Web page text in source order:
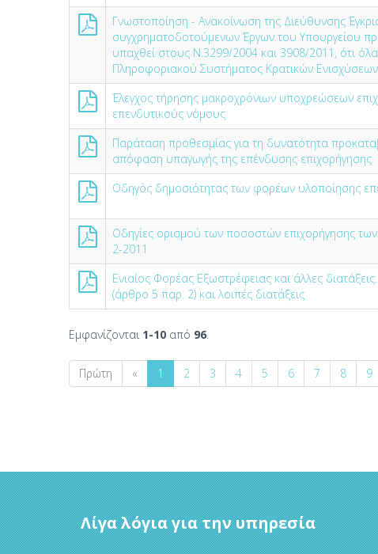
Γνωστοποίηση - Ανακοίνωση της Διεύθυνσης
συγχρηματοδοτούμενων Έργων του Υπουργείου
υπαχθεί στους Ν.3299/2004 και 3908/2011, ότι
Πληροφοριακού Συστήματος Κρατικών
Έλεγχος τήρησης μακροχρόνιων υποχρεώσεων
επενδυτικούς νόμους
Παράταση προθεσμίας για τη δυνατότητα
απόφαση υπαγωγής της επένδυσης επιχορήγησης
Οδηγός δημοσιότητας των φορέων υλοποίησης
Οδηγίες ορισμού των ποσοστών επιχορήγησης
2-2011
Ενιαίος Φορέας Εξωστρέφειας και άλλες
(άρθρο 5 παρ. 2) και λοιπές διατάξεις
Εμφανίζονται 1-10 από 96.
Πρώτη « 1 2 3 4 5 6 7 8 9
Λίγα λόγια για την υπηρεσία